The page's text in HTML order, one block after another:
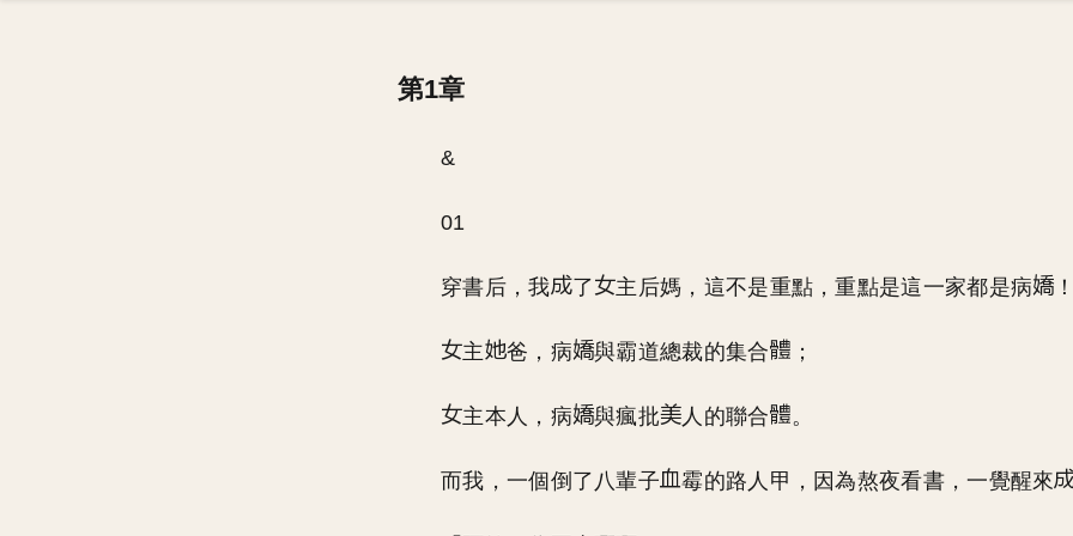
第1章
&
01
穿書后，我 了 主后媽，這不是重點，重點是這一家都是病
主 爸，病 與霸道總裁的集合 ；
主本人，病 與瘋批 人的聯合 。
而我，一個倒了八輩子 霉的路人甲，因為熬夜看書，一覺醒來